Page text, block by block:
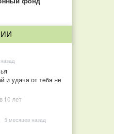
и удача от тебя не
10 лет
5 месяцев назад